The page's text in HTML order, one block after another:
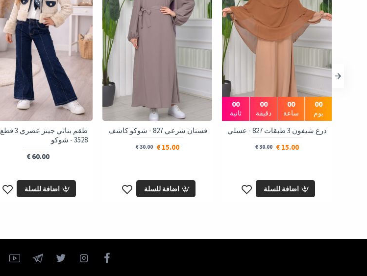
00
يوم
00
ساعة
00
دقيقة
00
ثانية
درع شيفون 3 طبقات 827 - عسلي
15.00 €
30.00 €
اضافة للسلة
فستان شرعي 827 - شوكو كاشف
15.00 €
30.00 €
اضافة للسلة
طقم بناتي جينز عصري 3 قطع
3528 - شوكو
60.00 €
اضافة للسلة